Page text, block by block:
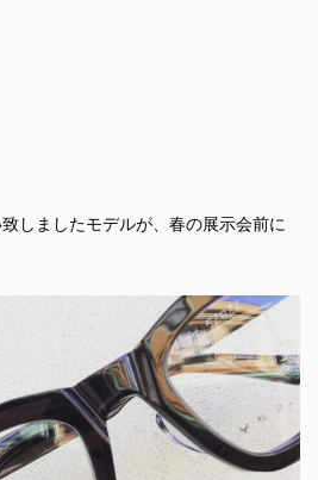
しましたモデルが、春の展示会前に